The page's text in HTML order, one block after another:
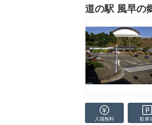
道の駅 風早の
入場無料 駐車